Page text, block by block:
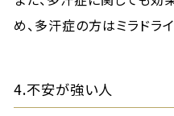
め、多汗症の方はミラドラ
4.不安が強い人